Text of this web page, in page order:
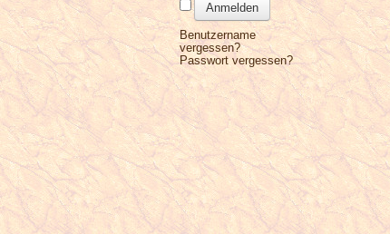
Anmelden
Benutzername
vergessen?
Passwort vergessen?